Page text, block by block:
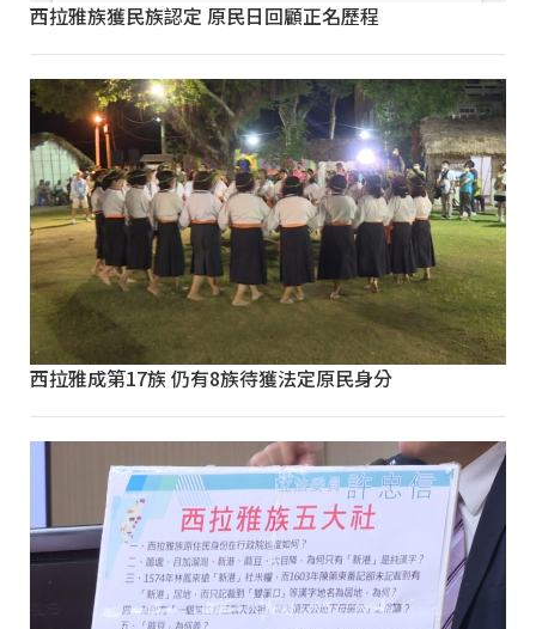
西拉雅族獲民族認定 原民日回顧正名歷程
西拉雅成第17族 仍有8族待獲法定原民身分